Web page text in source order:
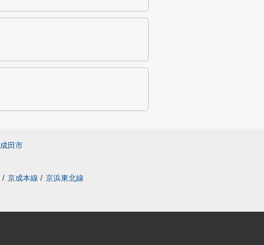
成田市
/ 京成本線 / 京浜東北線